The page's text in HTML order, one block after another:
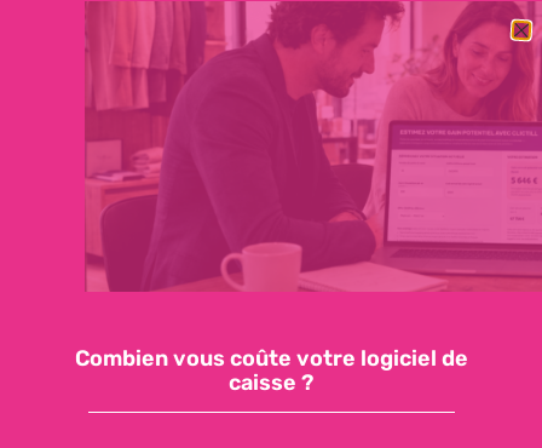
BESOIN DE CHANGER RAPIDEMENT DE LOGICIEL DE CAISSE ?
DÉCOUVREZ NOTRE OFFRE ESSENTIELLE : 59€/MOIS, SUPPORT
INCLUS, INSTALLATION EN QUELQUES JOURS
Demandez une démo
Accéder à ma caisse
Combien vous coûte votre logiciel de
caisse ?